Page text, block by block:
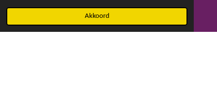
Akkoord
© 2021 - 2026 Magdalenaswasparfum